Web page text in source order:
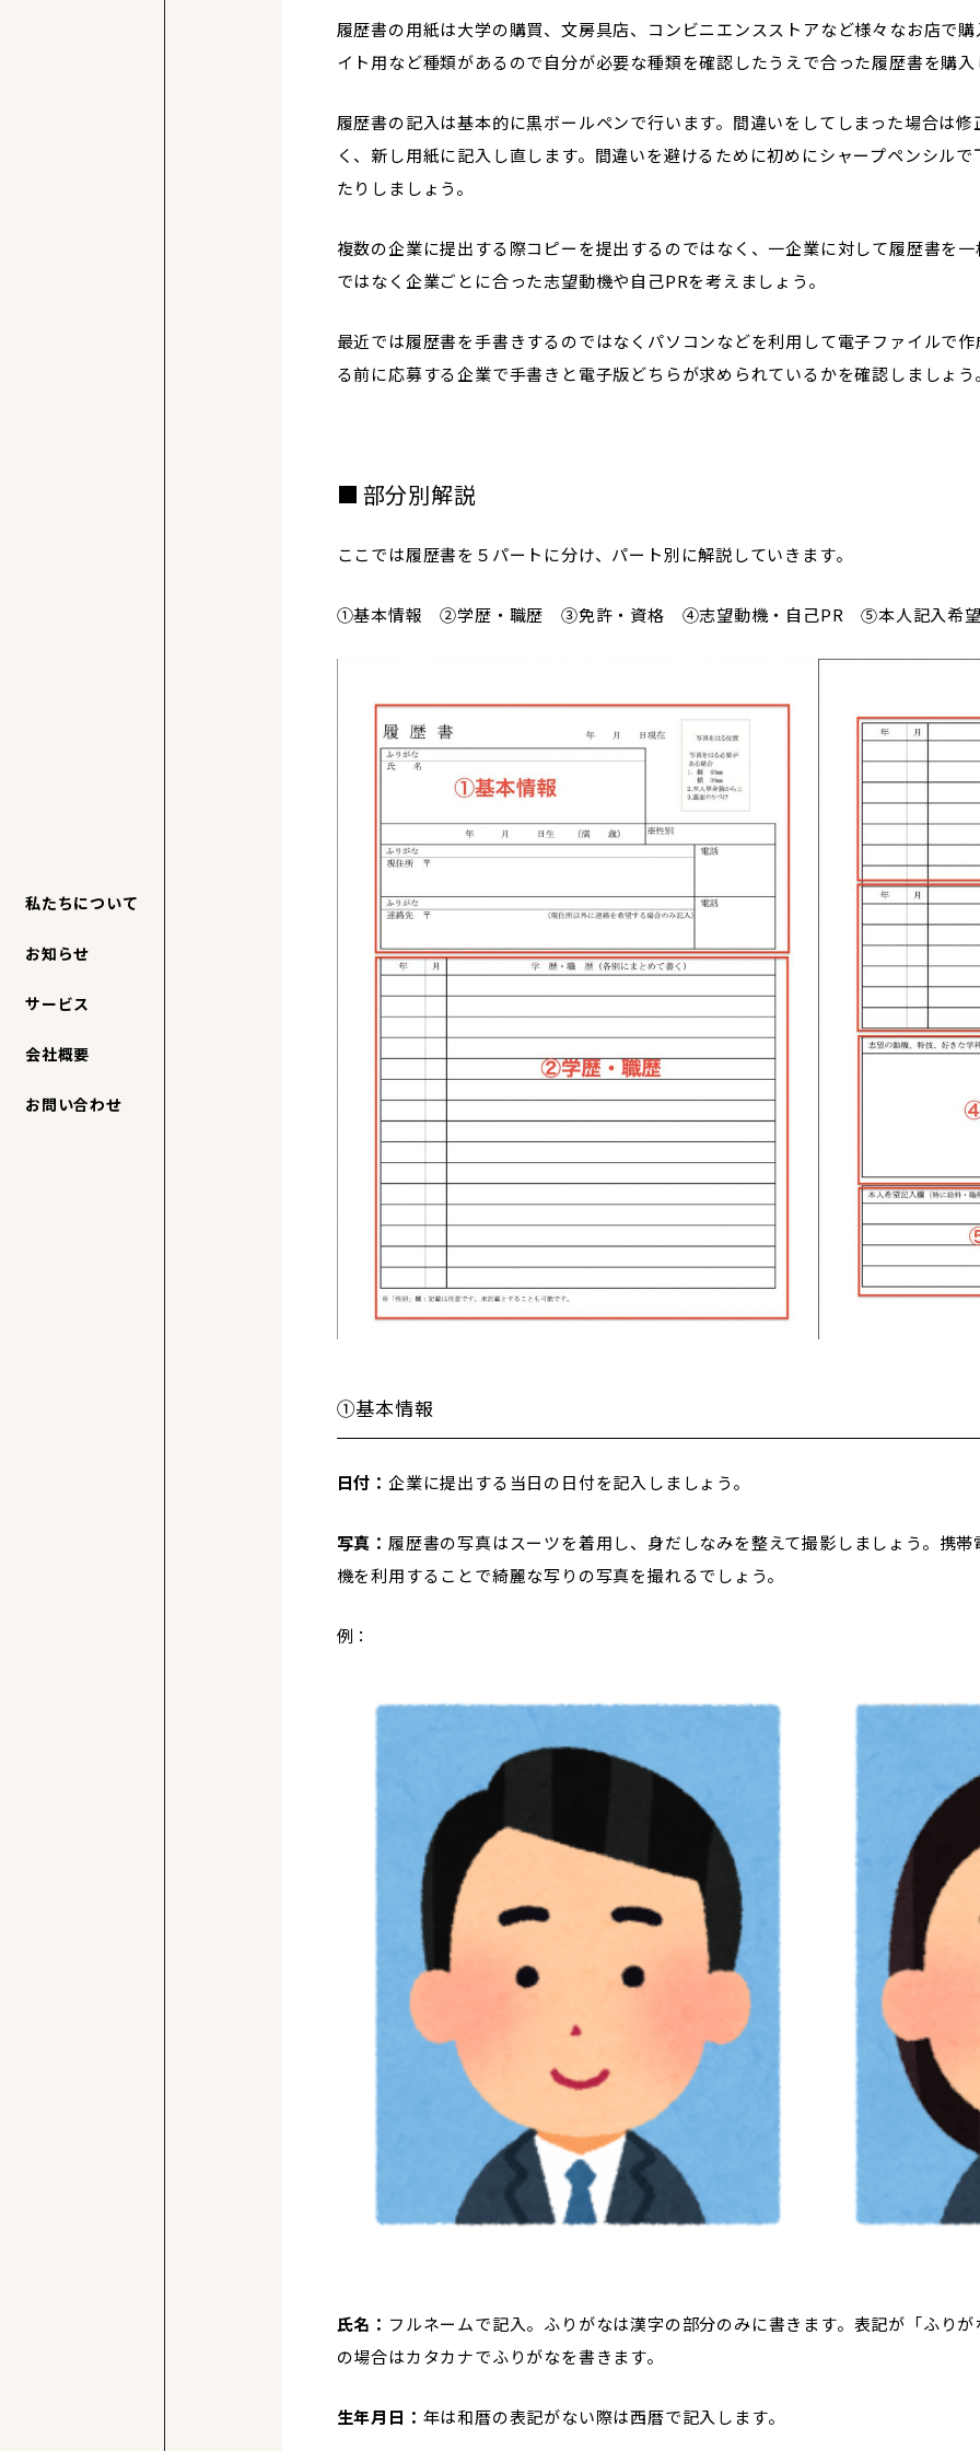
私たちについて
お知らせ
サービス
会社概要
お問い合わせ
履歴書の用紙は大学の購買、文房具店、コンビニエンスストアなど様々なお店で
イト用など種類があるので自分が必要な種類を確認したうえで合った履歴書を購
履歴書の記入は基本的に黒ボールペンで行います。間違いをしてしまった場合は
く、新し用紙に記入し直します。間違いを避けるために初めにシャープペンシル
たりしましょう。
複数の企業に提出する際コピーを提出するのではなく、一企業に対して履歴書を
ではなく企業ごとに合った志望動機や自己PRを考えましょう。
最近では履歴書を手書きするのではなくパソコンなどを利用して電子ファイルで
る前に応募する企業で手書きと電子版どちらが求められているかを確認しましょう
部分別解説
ここでは履歴書を５パートに分け、パート別に解説していきます。
①基本情報 ②学歴・職歴 ③免許・資格 ④志望動機・自己PR ⑤本人記入希
①基本情報
日付： 企業に提出する当日の日付を記入しましょう。
写真： 履歴書の写真はスーツを着用し、身だしなみを整えて撮影しましょう。携
機を利用することで綺麗な写りの写真を撮れるでしょう。
例：
氏名： フルネームで記入。ふりがなは漢字の部分のみに書きます。表記が「ふり
の場合はカタカナでふりがなを書きます。
生年月日： 年は和暦の表記がない際は西暦で記入します。